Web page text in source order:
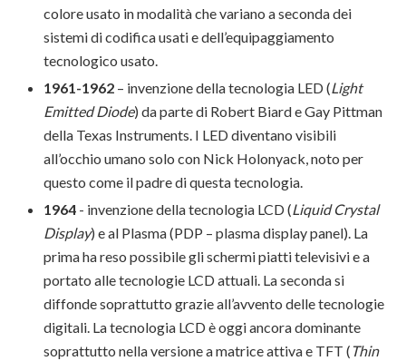
colore usato in modalità che variano a seconda dei
sistemi di codifica usati e dell’equipaggiamento
tecnologico usato.
1961-1962 – invenzione della tecnologia LED (Light
Emitted Diode) da parte di Robert Biard e Gay Pittman
della Texas Instruments. I LED diventano visibili
all’occhio umano solo con Nick Holonyack, noto per
questo come il padre di questa tecnologia.
1964 - invenzione della tecnologia LCD (Liquid Crystal
Display) e al Plasma (PDP – plasma display panel). La
prima ha reso possibile gli schermi piatti televisivi e a
portato alle tecnologie LCD attuali. La seconda si
diffonde soprattutto grazie all’avvento delle tecnologie
digitali. La tecnologia LCD è oggi ancora dominante
soprattutto nella versione a matrice attiva e TFT ( Thin